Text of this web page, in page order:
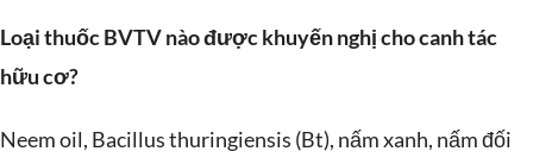
Loại thuốc BVTV nào được khuyến nghị cho canh tác
hữu cơ?
Neem oil, Bacillus thuringiensis (Bt), nấm xanh, nấm đối